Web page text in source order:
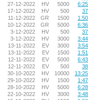
27-12-2022
HV 5000
17-12-2022
HV 500
11-12-2022
GR 1500
10-12-2022
GR 5000
3-12-2022
HV 500
3-12-2022
HV 3000
13-11-2022
EV 3000
13-11-2022
EV 1500
12-11-2022
EV 5000
12-11-2022
EV 500
30-10-2022
HV 10000
29-10-2022
HV 1500
28-10-2022
HV 5000
22-10-2022
HV 3000